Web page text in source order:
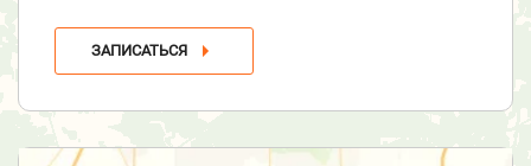
ЗАПИСАТЬСЯ